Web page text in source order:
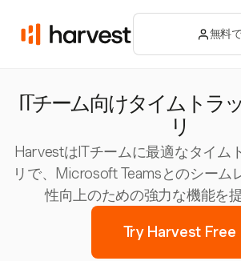
無料
ITチーム向けタイムトラ
リ
HarvestはITチームに最適なタイム
リで、Microsoft Teamsとのシーム
性向上のための強力な機能を
Try Harvest Free